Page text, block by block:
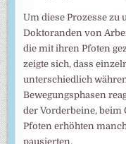
Um diese Prozesse zu
Doktoranden von
die mit ihren Pfoten
zeigte sich, dass
unterschiedlich
Bewegungsphasen
der Vorderbeine,
Pfoten erhöhten
pausierten.